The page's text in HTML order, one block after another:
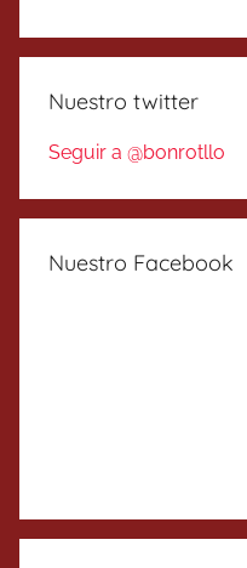
Nuestro twitter
Seguir a @bonrotllo
Nuestro Facebook